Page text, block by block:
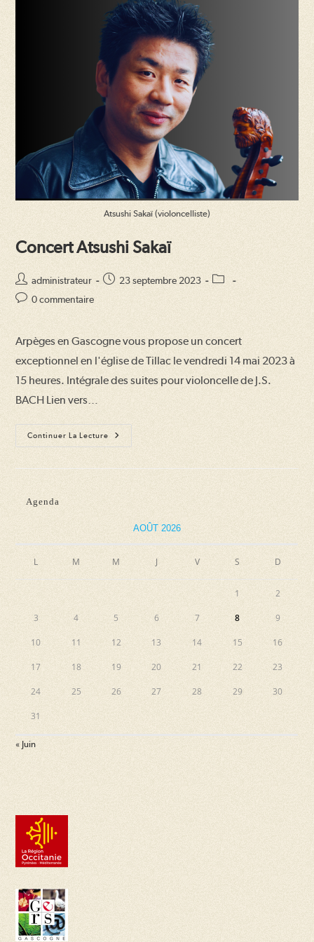
Atsushi Sakaï (violoncelliste)
Concert Atsushi Sakaï
Auteur/autrice
de
administrateur
Publication
23 septembre 2023
Post
Commentaires
publication :
0 commentaire
Arpèges en Gascogne vous propose un concert
exceptionnel en l'église de Tillac le vendredi 14 mai 2023 à
15 heures. Intégrale des suites pour violoncelle de J.S.
BACH Lien vers…
Continuer La Lecture
Concert
Atsushi
Agenda
AOÛT 2026
L M M J V S D
1 2
3 4 5 6 7 8 9
10 11 12 13 14 15 16
17 18 19 20 21 22 23
24 25 26 27 28 29 30
31
« Juin